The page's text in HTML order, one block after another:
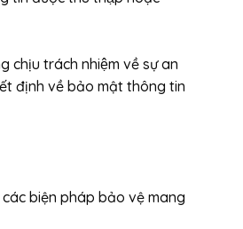
chịu trách nhiệm về sự an
định về bảo mật thông tin
biện pháp bảo vệ mang